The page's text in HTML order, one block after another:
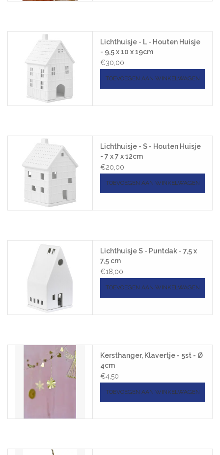
Lichthuisje - L - Houten Huisje
- 9,5 x 10 x 19cm
€30,00
TOEVOEGEN AAN WINKELWAGEN
Lichthuisje - S - Houten Huisje
- 7 x 7 x 12cm
€20,00
TOEVOEGEN AAN WINKELWAGEN
Lichthuisje S - Puntdak - 7,5 x
7,5 cm
€18,00
TOEVOEGEN AAN WINKELWAGEN
Kersthanger, Klavertje - 5st - Ø
4cm
€4,50
TOEVOEGEN AAN WINKELWAGEN